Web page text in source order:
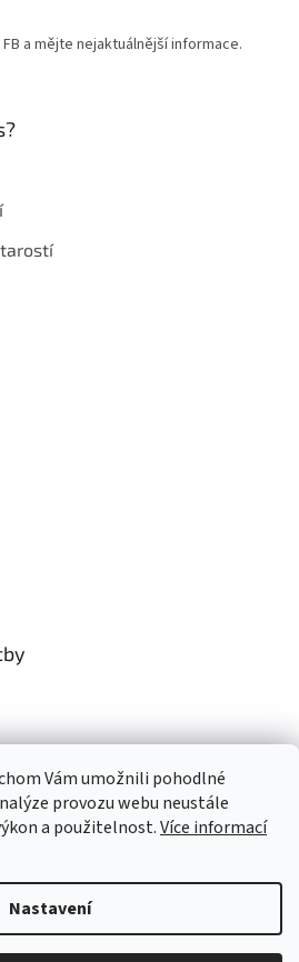
Vám umožnili pohodlné
provozu webu neustále
a použitelnost.Více informací
Nastavení
a mějte nejaktuálnější informace.
Vytvořil Shoptet
nastavení cookies